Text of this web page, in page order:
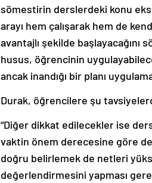
sömestirin derslerdeki konu
arayı hem çalışarak hem de
avantajlı şekilde başlayacağını
husus, öğrencinin
ancak inandığı bir planı
Durak, öğrencilere şu
“Diğer dikkat edilecekler ise
vaktin önem derecesine göre
doğru belirlemek de netleri
değerlendirmesini yapması